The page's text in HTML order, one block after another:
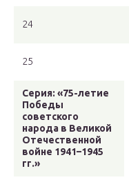
24
25
Серия: «75-летие
Победы
советского
народа в Великой
Отечественной
войне 1941–1945
гг.»